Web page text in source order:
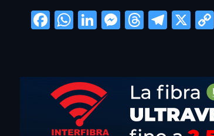
Facebook
WhatsApp
LinkedIn
Messenger
Threads
X